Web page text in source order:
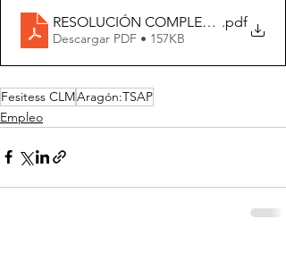
RESOLUCIÓN COMPLETA. TURNO
.pdf
Descargar PDF • 157KB
Fesitess CLMAragón:TSAP
Empleo